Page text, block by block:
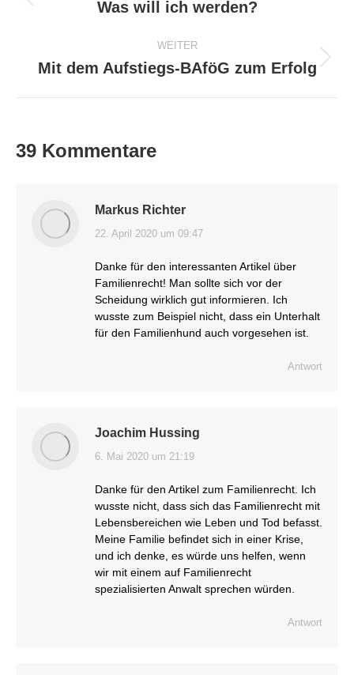
Vorheriger
Was will ich werden?
WEITER
Nächster
Mit dem Aufstiegs-BAföG zum Erfolg
39 Kommentare
Markus Richter
sagt:
22. April 2020 um 09:47
Danke für den interessanten Artikel über
Familienrecht! Man sollte sich vor der
Scheidung wirklich gut informieren. Ich
wusste zum Beispiel nicht, dass ein Unterhalt
für den Familienhund auch vorgesehen ist.
Antwort
Joachim Hussing
sagt:
6. Mai 2020 um 21:19
Danke für den Artikel zum Familienrecht. Ich
wusste nicht, dass sich das Familienrecht mit
Lebensbereichen wie Leben und Tod befasst.
Meine Familie befindet sich in einer Krise,
und ich denke, es würde uns helfen, wenn
wir mit einem auf Familienrecht
spezialisierten Anwalt sprechen würden.
Antwort